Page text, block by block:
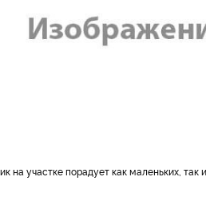
на участке порадует как маленьких,